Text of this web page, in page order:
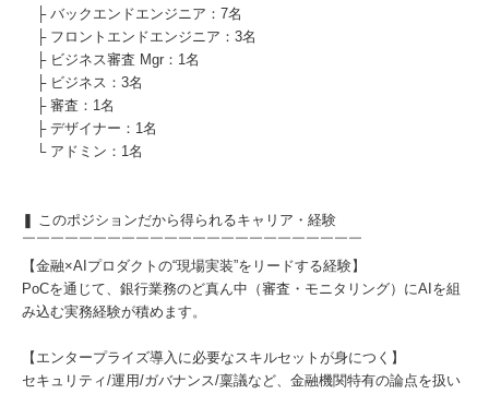
├ バックエンドエンジニア：7名
├ フロントエンドエンジニア：3名
├ ビジネス審査 Mgr：1名
├ ビジネス：3名
├ 審査：1名
├ デザイナー：1名
└ アドミン：1名
❚ このポジションだから得られるキャリア・経験
￣￣￣￣￣￣￣￣￣￣￣￣￣￣￣￣￣￣￣￣￣￣￣￣
【金融×AIプロダクトの“現場実装”をリードする経験】
PoCを通じて、銀行業務のど真ん中（審査・モニタリング）にAIを組
み込む実務経験が積めます。
【エンタープライズ導入に必要なスキルセットが身につく】
セキュリティ/運用/ガバナンス/稟議など、金融機関特有の論点を扱い